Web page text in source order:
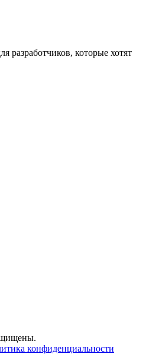
разработчиков, которые хотят
конфиденциальности